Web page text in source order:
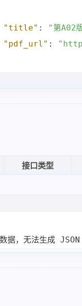
"title" : "第A02
"pdf_url" :
"pdf_url":
"pdf_url":
接口类型
据，无法生成